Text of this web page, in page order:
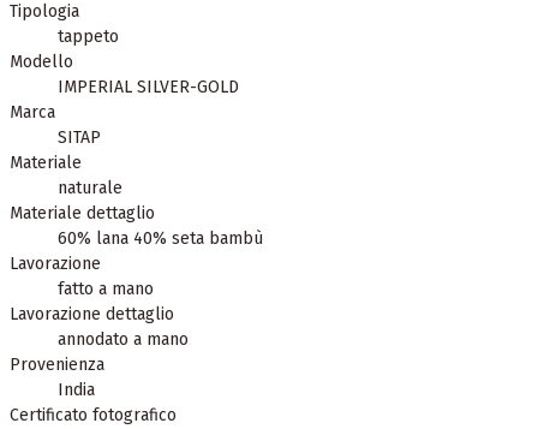
Tipologia
tappeto
Modello
IMPERIAL SILVER-GOLD
Marca
SITAP
Materiale
naturale
Materiale dettaglio
60% lana 40% seta bambù
Lavorazione
fatto a mano
Lavorazione dettaglio
annodato a mano
Provenienza
India
Certificato fotografico